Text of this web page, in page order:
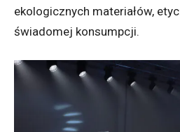
ekologicznych materiałów,
świadomej konsumpcji.